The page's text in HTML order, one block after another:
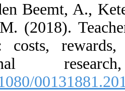
67. Van den
de Laat, M.
networks:
[DOI:10.1080/